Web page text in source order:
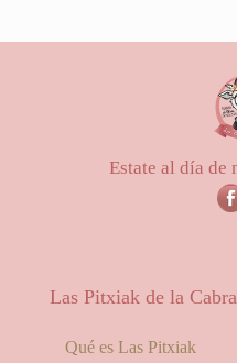
Estate al día de
Las Pitxiak de la Cabra
Qué es Las Pitxiak